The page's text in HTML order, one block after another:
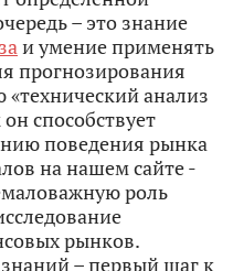
– это знание
и умение применять
прогнозирования
анализ
способствует
поведения рынка
на нашем сайте -
роль
рынков.
– первый шаг к